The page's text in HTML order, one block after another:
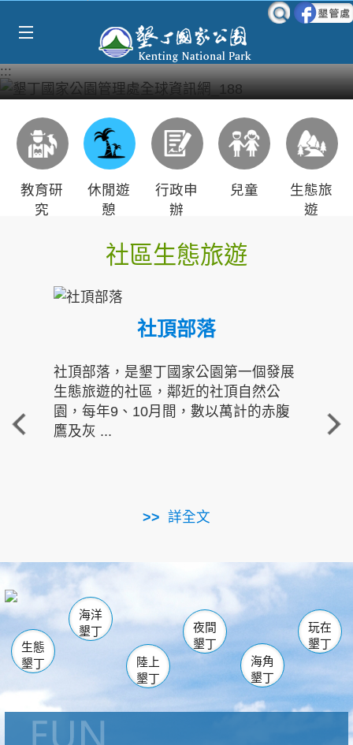
:::
教育研
究
休閒遊
憩
行政申
辦
兒童
生態旅
遊
社區生態旅遊
社頂部落
社頂部落，是墾丁國家公園第一個發展
生態旅遊的社區，鄰近的社頂自然公
園，每年9、10月間，數以萬計的赤腹
鷹及灰 ...
詳全文
重
走進
南仁湖
海生館
恆春 佳樂水
龍鑾潭自然中心 森林遊樂區
瓊麻館
關山 墾管處遊客中心
社頂公園 風吹沙
船帆石
白砂 龍磐公園
香蕉灣
砂島
鵝鑾鼻
生態
墾丁
海洋
墾丁
陸上
墾丁
夜間
墾丁
海角
墾丁
玩在
墾丁